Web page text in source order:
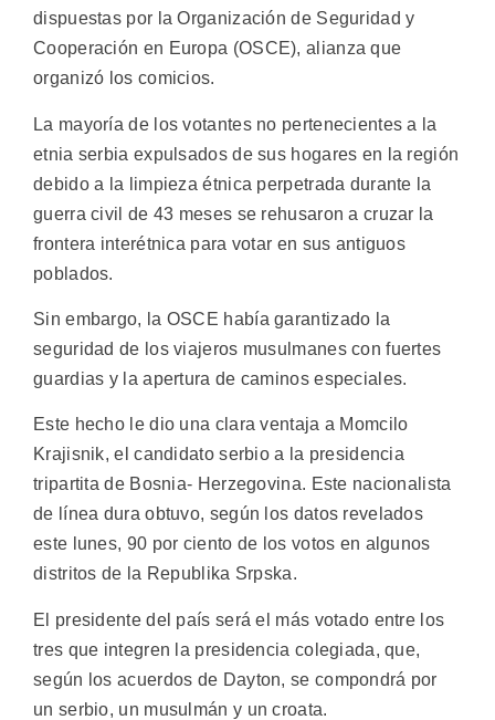
dispuestas por la Organización de Seguridad y
Cooperación en Europa (OSCE), alianza que
organizó los comicios.
La mayoría de los votantes no pertenecientes a la
etnia serbia expulsados de sus hogares en la región
debido a la limpieza étnica perpetrada durante la
guerra civil de 43 meses se rehusaron a cruzar la
frontera interétnica para votar en sus antiguos
poblados.
Sin embargo, la OSCE había garantizado la
seguridad de los viajeros musulmanes con fuertes
guardias y la apertura de caminos especiales.
Este hecho le dio una clara ventaja a Momcilo
Krajisnik, el candidato serbio a la presidencia
tripartita de Bosnia- Herzegovina. Este nacionalista
de línea dura obtuvo, según los datos revelados
este lunes, 90 por ciento de los votos en algunos
distritos de la Republika Srpska.
El presidente del país será el más votado entre los
tres que integren la presidencia colegiada, que,
según los acuerdos de Dayton, se compondrá por
un serbio, un musulmán y un croata.